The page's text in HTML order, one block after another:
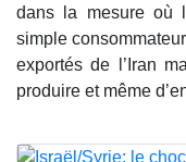
dans la mesure où
simple
exportés de l’Iran
produire et même